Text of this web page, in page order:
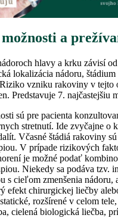
a
hlavy a krku závisí
lokalizácia nádoru, štádium
vzniku rakoviny v tejto
Predstavuje 7. najčastejšiu
sú pre pacienta
stretnutí. Ide zvyčajne o
Včasné štádiá rakoviny
V prípade rizikových
je možné podať
Niekedy sa podáva tzv.
s cieľom zmenšenia nádoru,
efekt chirurgickej liečby
rozšírené v celom
cielená biologická liečba,